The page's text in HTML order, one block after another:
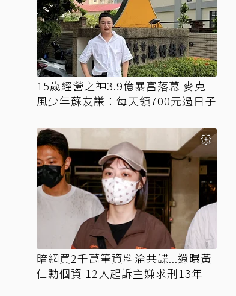
15歲經營之神3.9億暴富落幕 麥克
風少年蘇友謙：每天領700元過日子
暗網買2千萬筆資料淪共諜...還曝黃
仁勳個資 12人起訴主嫌求刑13年